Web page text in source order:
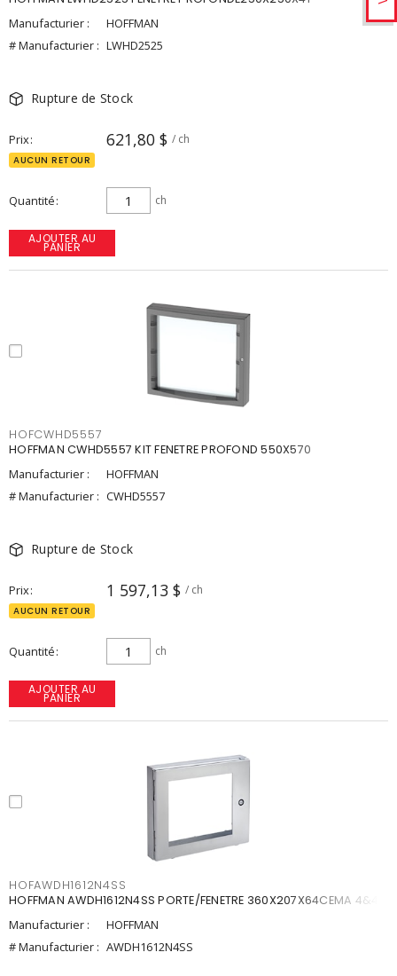
Manufacturier :
HOFFMAN
# Manufacturier : LWHD2525
Rupture de Stock
Prix 621,80 $ / ch
AUCUN RETOUR
Quantité ch
AJOUTER AU
PANIER
HOFCWHD5557
HOFFMAN CWHD5557 KIT FENETRE PROFOND 550X570
Manufacturier :
HOFFMAN
# Manufacturier : CWHD5557
Rupture de Stock
Prix 1 597,13 $ / ch
AUCUN RETOUR
Quantité ch
AJOUTER AU
PANIER
HOFAWDH1612N4SS
HOFFMAN AWDH1612N4SS PORTE/FENETRE 360X207X64CEMA 4&4X
Manufacturier :
HOFFMAN
# Manufacturier : AWDH1612N4SS